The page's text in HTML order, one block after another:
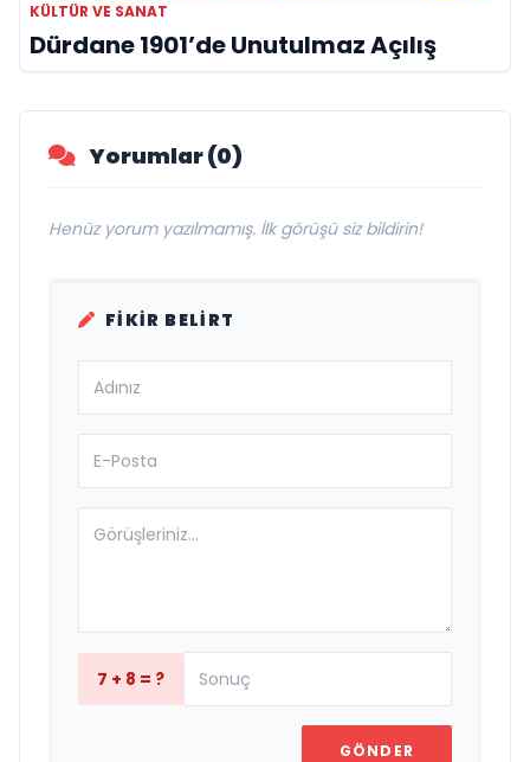
KÜLTÜR VE SANAT
Dürdane 1901’de Unutulmaz Açılış
Yorumlar (0)
Henüz yorum yazılmamış. İlk görüşü siz bildirin!
FIKIR BELIRT
7 + 8 = ?
GÖNDER